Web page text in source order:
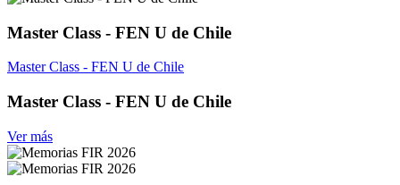
Master Class - FEN U de Chile
Master Class - FEN U de Chile
Master Class - FEN U de Chile
Ver más